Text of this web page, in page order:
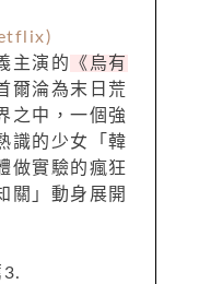
主演的
《烏有
爾淪為末日荒
之中，一個強
識的少女「韓
做實驗的瘋狂
關」動身展開